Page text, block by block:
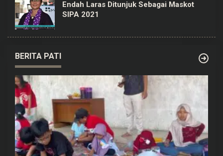
Endah Laras Ditunjuk Sebagai Maskot
SIPA 2021
BERITA PATI